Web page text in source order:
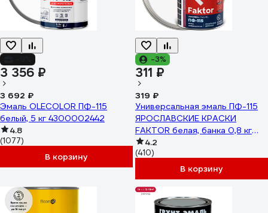
3 356 ₽
3 692 ₽
Эмаль OLECOLOR ПФ-115
белый, 5 кг 4300002442
4.8
(1077)
В корзину
-3%
311 ₽
319 ₽
Универсальная эмаль ПФ-115
ЯРОСЛАВСКИЕ КРАСКИ
FAKTOR белая, банка 0,8 кг
214709
4.2
(410)
В корзину